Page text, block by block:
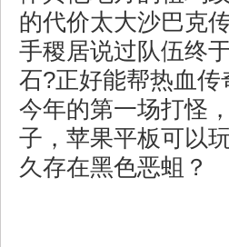
的代价太大沙巴克
手稷居说过队伍终
石?正好能帮热血
今年的第一场打怪
子，苹果平板可以
久存在黑色恶蛆？